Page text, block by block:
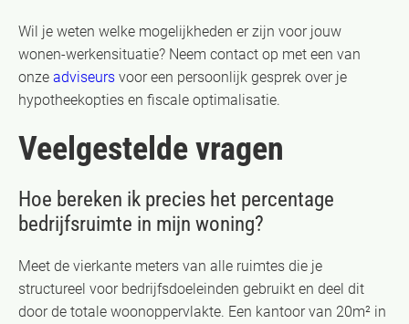
Wil je weten welke mogelijkheden er zijn voor jouw
wonen-werkensituatie? Neem contact op met een van
onze adviseurs voor een persoonlijk gesprek over je
hypotheekopties en fiscale optimalisatie.
Veelgestelde vragen
Hoe bereken ik precies het percentage
bedrijfsruimte in mijn woning?
Meet de vierkante meters van alle ruimtes die je
structureel voor bedrijfsdoeleinden gebruikt en deel dit
door de totale woonoppervlakte. Een kantoor van 20m² in